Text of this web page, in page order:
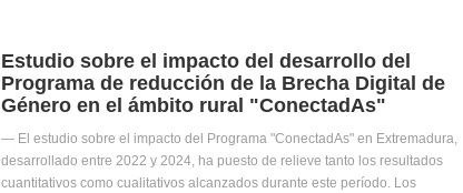
Estudio sobre el impacto del desarrollo del
Programa de reducción de la Brecha Digital de
Género en el ámbito rural "ConectadAs"
El estudio sobre el impacto del Programa "ConectadAs" en Extremadura,
desarrollado entre 2022 y 2024, ha puesto de relieve tanto los resultados
cuantitativos como cualitativos alcanzados durante este período. Los